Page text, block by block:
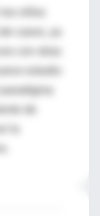
niños
casos, ya
de
la